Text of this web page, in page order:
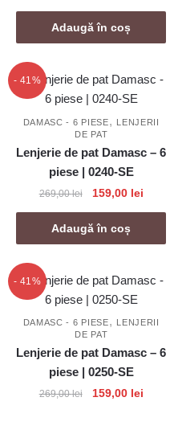
inițial
a
fost:
curent
Adaugă în coș
- 41%
DAMASC - 6 PIESE, LENJERII
DE PAT
Lenjerie de pat Damasc – 6
piese | 0240-SE
269,00lei
Prețul
inițial
a
fost:
159,00 leiPrețul
curent
Adaugă în coș
- 41%
DAMASC - 6 PIESE,
LENJERII
DE PAT
Lenjerie de pat Damasc – 6
piese | 0250-SE
269,00lei
Prețul
159,00 leiPrețul